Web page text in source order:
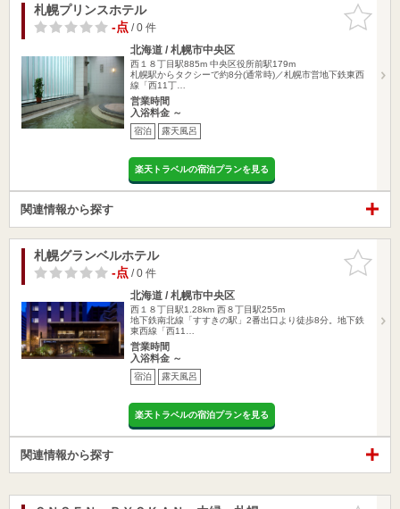
お気に入
りに追加
札幌プリンスホテル
-点/ 0 件
北海道 / 札幌市中央区
西１８丁目駅885m 中央区役所前駅179m
札幌駅からタクシーで約8分(通常時)／札幌市営地下鉄東西
線「西11丁…
営業時間
入浴料金 ～
宿泊 露天風呂
楽天トラベルの宿泊プランを見る
関連情報から探す
お気に入
りに追加
札幌グランベルホテル
-点/ 0 件
北海道 / 札幌市中央区
西１８丁目駅1.28km 西８丁目駅255m
地下鉄南北線「すすきの駅」2番出口より徒歩8分。地下鉄
東西線「西11…
営業時間
入浴料金 ～
宿泊 露天風呂
楽天トラベルの宿泊プランを見る
関連情報から探す